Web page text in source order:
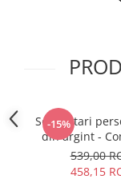
-15%
Set bratari
din argint -
539,00
458,15